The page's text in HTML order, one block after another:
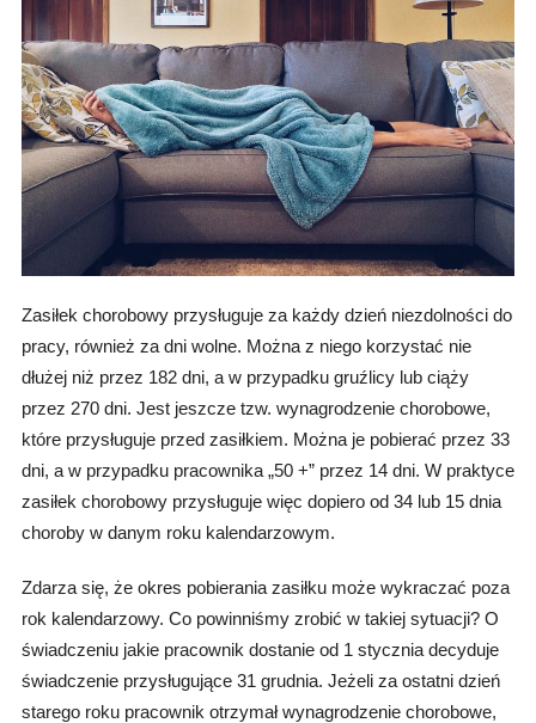
Zasiłek chorobowy przysługuje za każdy dzień niezdolności do
pracy, również za dni wolne. Można z niego korzystać nie
dłużej niż przez 182 dni, a w przypadku gruźlicy lub ciąży
przez 270 dni. Jest jeszcze tzw. wynagrodzenie chorobowe,
które przysługuje przed zasiłkiem. Można je pobierać przez 33
dni, a w przypadku pracownika „50 +” przez 14 dni. W praktyce
zasiłek chorobowy przysługuje więc dopiero od 34 lub 15 dnia
choroby w danym roku kalendarzowym.
Zdarza się, że okres pobierania zasiłku może wykraczać poza
rok kalendarzowy. Co powinniśmy zrobić w takiej sytuacji? O
świadczeniu jakie pracownik dostanie od 1 stycznia decyduje
świadczenie przysługujące 31 grudnia. Jeżeli za ostatni dzień
starego roku pracownik otrzymał wynagrodzenie chorobowe,